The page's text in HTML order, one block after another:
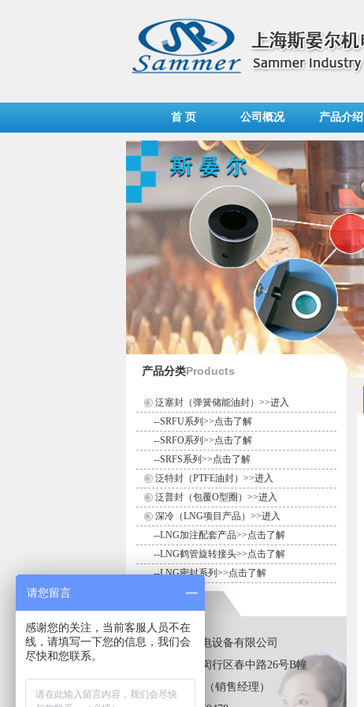
首 页 公司概况 产品介绍
产品分类Products
泛塞封（弹簧储能油封）>>进入
--SRFU系列>>点击了解
--SRFO系列>>点击了解
--SRFS系列>>点击了解
泛特封（PTFE油封）>>进入
泛普封（包覆O型圈）>>进入
深冷（LNG项目产品）>>进入
--LNG加注配套产品>>点击了解
--LNG鹤管旋转接头>>点击了解
--LNG密封系列>>点击了解
上海斯晏尔机电设备有限公司
上海市闵行区春中路26号B幢
联系人：
沈 峰（销售经理）
请您留言
感谢您的关注，当前客服人员不在
线，请填写一下您的信息，我们会
尽快和您联系。